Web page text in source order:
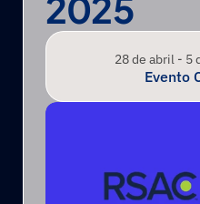
28 de abril - 5
Evento